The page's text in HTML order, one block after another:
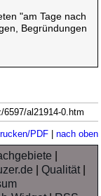
"am Tage nach
Begründungen
6597/al21914-0.htm
PDF| nach oben
|Qualität|